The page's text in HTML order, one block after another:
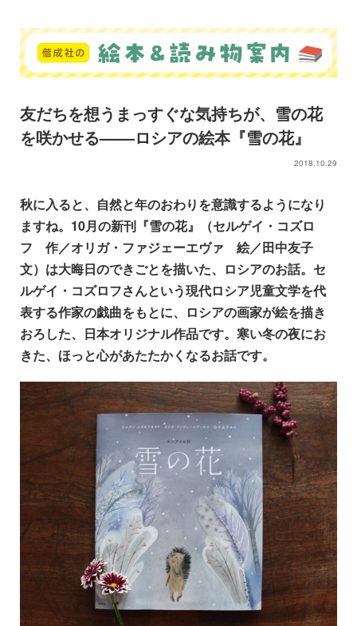
友だちを想うまっすぐな気持ちが、雪の花
を咲かせる––––ロシアの絵本『雪の花』
2018.10.29
秋に入ると、自然と年のおわりを意識するようになり
ますね。10月の新刊『雪の花』（セルゲイ・コズロ
フ 作／オリガ・ファジェーエヴァ 絵／田中友子
文）は大晦日のできごとを描いた、ロシアのお話。セ
ルゲイ・コズロフさんという現代ロシア児童文学を代
表する作家の戯曲をもとに、ロシアの画家が絵を描き
おろした、日本オリジナル作品です。寒い冬の夜にお
きた、ほっと心があたたかくなるお話です。